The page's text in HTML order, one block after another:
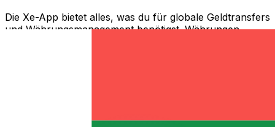
Die Xe-App bietet alles, was du für globale Geldtransfers
und Währungsmanagement benötigst. Währungen